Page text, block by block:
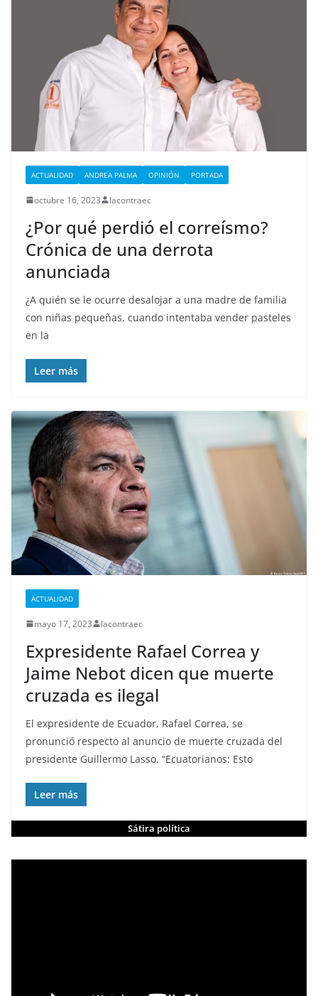
ACTUALIDAD ANDREA PALMA OPINIÓN PORTADA
octubre 16, 2023 lacontraec
¿Por qué perdió el correísmo?
Crónica de una derrota
anunciada
¿A quién se le ocurre desalojar a una madre de familia
con niñas pequeñas, cuando intentaba vender pasteles
en la
Leer más
ACTUALIDAD
mayo 17, 2023 lacontraec
Expresidente Rafael Correa y
Jaime Nebot dicen que muerte
cruzada es ilegal
El expresidente de Ecuador, Rafael Correa, se
pronunció respecto al anuncio de muerte cruzada del
presidente Guillermo Lasso. “Ecuatorianos: Esto
Leer más
Sátira política